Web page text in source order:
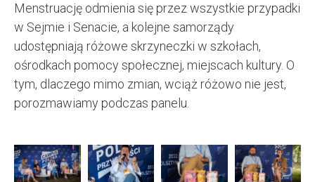
Menstruację odmienia się przez wszystkie przypadki
w Sejmie i Senacie, a kolejne samorządy
udostępniają różowe skrzyneczki w szkołach,
ośrodkach pomocy społecznej, miejscach kultury. O
tym, dlaczego mimo zmian, wciąż różowo nie jest,
porozmawiamy podczas panelu.